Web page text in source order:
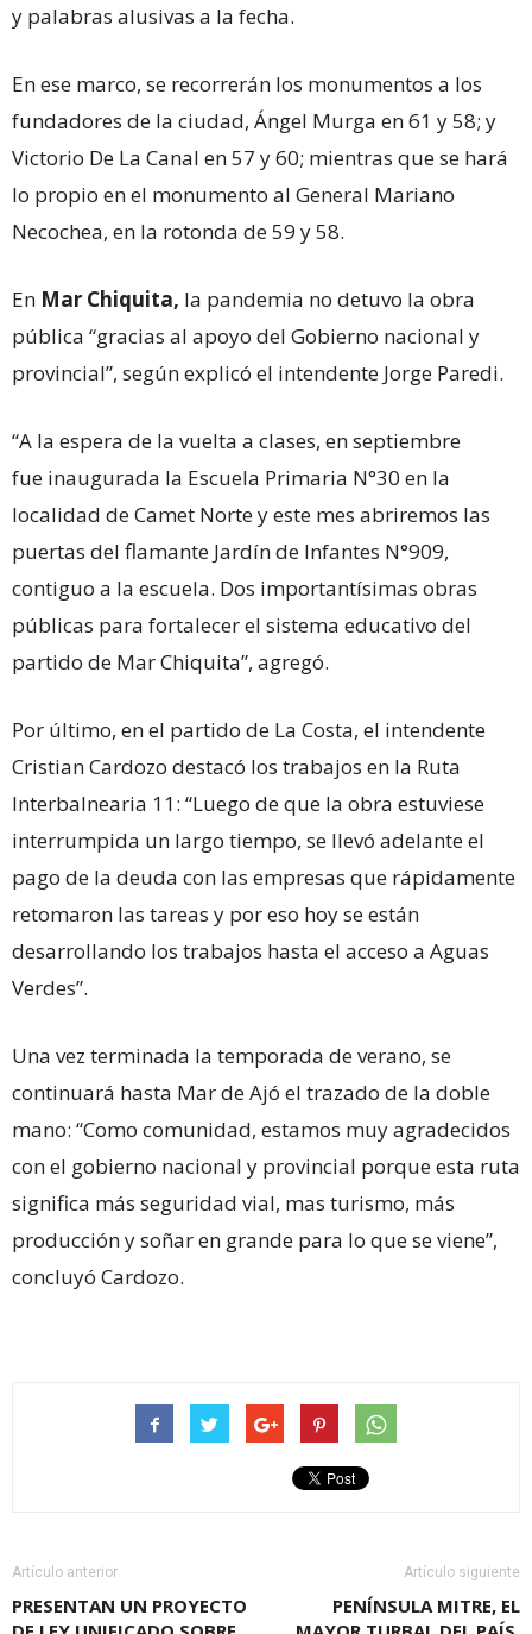
y palabras alusivas a la fecha.
En ese marco, se recorrerán los monumentos a los
fundadores de la ciudad, Ángel Murga en 61 y 58; y
Victorio De La Canal en 57 y 60; mientras que se hará
lo propio en el monumento al General Mariano
Necochea, en la rotonda de 59 y 58.
En Mar Chiquita, la pandemia no detuvo la obra
pública “gracias al apoyo del Gobierno nacional y
provincial”, según explicó el intendente Jorge Paredi.
“A la espera de la vuelta a clases, en septiembre
fue inaugurada la Escuela Primaria N°30 en la
localidad de Camet Norte y este mes abriremos las
puertas del flamante Jardín de Infantes N°909,
contiguo a la escuela. Dos importantísimas obras
públicas para fortalecer el sistema educativo del
partido de Mar Chiquita”, agregó.
Por último, en el partido de La Costa, el intendente
Cristian Cardozo destacó los trabajos en la Ruta
Interbalnearia 11: “Luego de que la obra estuviese
interrumpida un largo tiempo, se llevó adelante el
pago de la deuda con las empresas que rápidamente
retomaron las tareas y por eso hoy se están
desarrollando los trabajos hasta el acceso a Aguas
Verdes”.
Una vez terminada la temporada de verano, se
continuará hasta Mar de Ajó el trazado de la doble
mano: “Como comunidad, estamos muy agradecidos
con el gobierno nacional y provincial porque esta ruta
significa más seguridad vial, mas turismo, más
producción y soñar en grande para lo que se viene”,
concluyó Cardozo.
Artículo anterior
PRESENTAN UN PROYECTO
Artículo siguiente
PENÍNSULA MITRE, EL